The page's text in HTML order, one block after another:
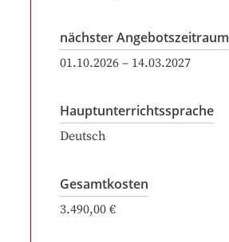
nächster Angebotszeitraum
01.10.2026 – 14.03.2027
Hauptunterrichtssprache
Deutsch
Gesamtkosten
3.490,00 €